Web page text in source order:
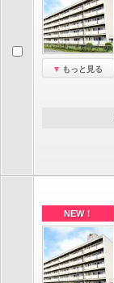
もっと見る
NEW！